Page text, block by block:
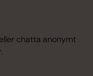
chatta anonymt